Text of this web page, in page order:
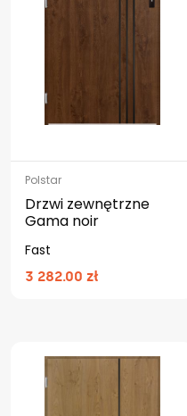
Polstar
Drzwi zewnętrzne
Gama noir
Fast
3 282.00 zł